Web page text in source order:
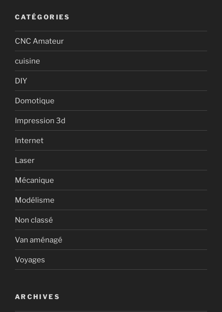
CATÉGORIES
CNC Amateur
cuisine
DIY
Domotique
Impression 3d
Internet
Laser
Mécanique
Modélisme
Non classé
Van aménagé
Voyages
ARCHIVES